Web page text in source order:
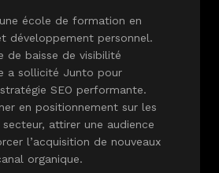
école de formation en
développement personnel.
de baisse de visibilité
a sollicité Junto pour
SEO performante.
en positionnement sur les
attirer une audience
l’acquisition de nouveaux
organique.